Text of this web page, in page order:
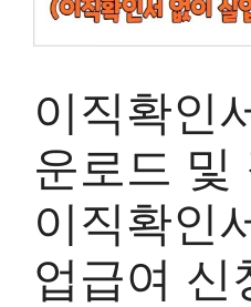
이직확인
운로드 및
이직확인
업급여 신